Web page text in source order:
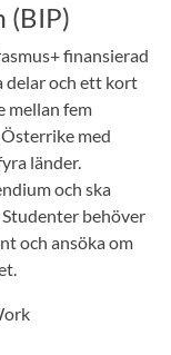
(BIP)
finansierad
och ett kort
mellan fem
med
länder.
och ska
behöver
och ansöka om